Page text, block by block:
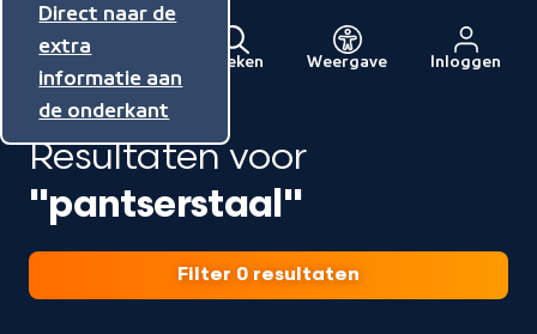
Direct naar de
inhoud
Direct naar de
hoofdnavigatie
Direct naar de
extra
informatie aan
de onderkant
Menu
Naar
de
beginpagina
van
NPO
Zoeken Weergave Inloggen
Resultaten voor
"pantserstaal"
Filter 0 resultaten